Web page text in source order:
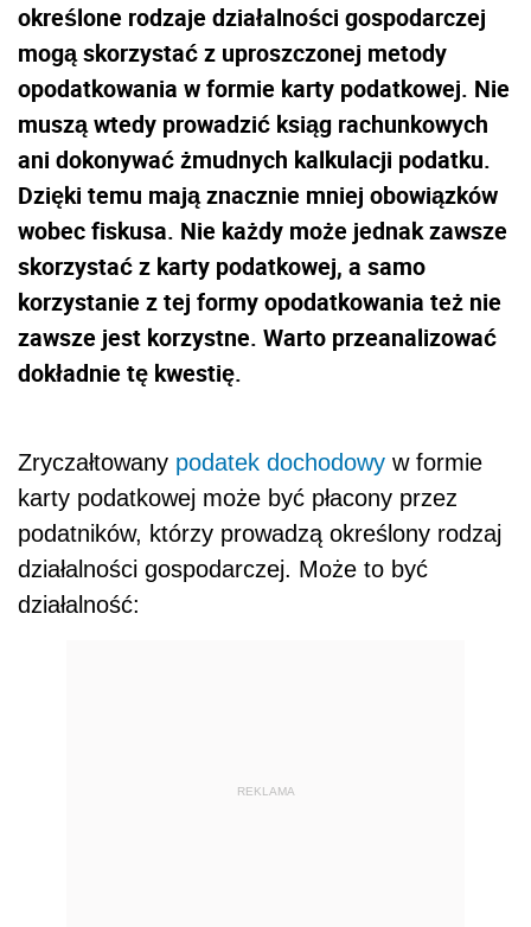
określone rodzaje działalności gospodarczej
mogą skorzystać z uproszczonej metody
opodatkowania w formie karty podatkowej. Nie
muszą wtedy prowadzić ksiąg rachunkowych
ani dokonywać żmudnych kalkulacji podatku.
Dzięki temu mają znacznie mniej obowiązków
wobec fiskusa. Nie każdy może jednak zawsze
skorzystać z karty podatkowej, a samo
korzystanie z tej formy opodatkowania też nie
zawsze jest korzystne. Warto przeanalizować
dokładnie tę kwestię.
Zryczałtowany podatek dochodowy w formie
karty podatkowej może być płacony przez
podatników, którzy prowadzą określony rodzaj
działalności gospodarczej. Może to być
działalność:
REKLAMA